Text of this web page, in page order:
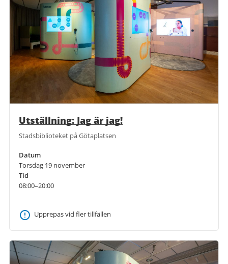
Utställning: Jag är jag!
Stadsbiblioteket på Götaplatsen
Datum
Torsdag 19 november
Tid
08:00–20:00
Upprepas vid fler tillfällen